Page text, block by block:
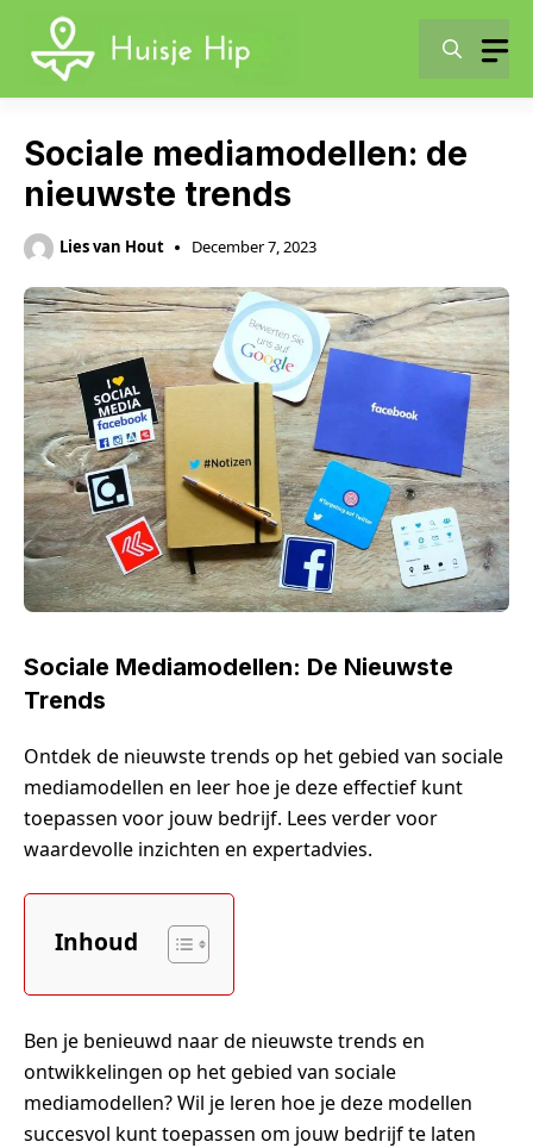
content
Sociale mediamodellen: de
nieuwste trends
Lies van Hout December 7, 2023
Sociale Mediamodellen: De Nieuwste
Trends
Ontdek de nieuwste trends op het gebied van sociale
mediamodellen en leer hoe je deze effectief kunt
toepassen voor jouw bedrijf. Lees verder voor
waardevolle inzichten en expertadvies.
Inhoud
Ben je benieuwd naar de nieuwste trends en
ontwikkelingen op het gebied van sociale
mediamodellen? Wil je leren hoe je deze modellen
succesvol kunt toepassen om jouw bedrijf te laten